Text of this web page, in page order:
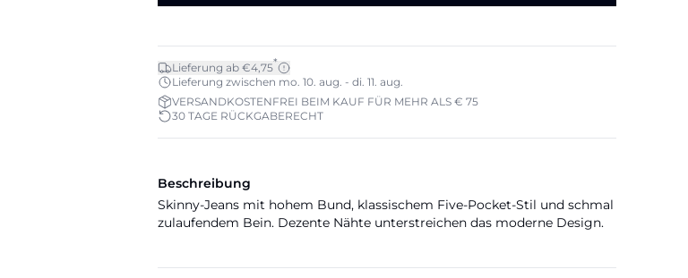
Lieferung ab €4,75*
Lieferung zwischen mo. 10. aug. - di. 11. aug.
VERSANDKOSTENFREI BEIM KAUF FÜR MEHR ALS € 75
30 TAGE RÜCKGABERECHT
Beschreibung
Skinny-Jeans mit hohem Bund, klassischem Five-Pocket-Stil und schmal
zulaufendem Bein. Dezente Nähte unterstreichen das moderne Design.